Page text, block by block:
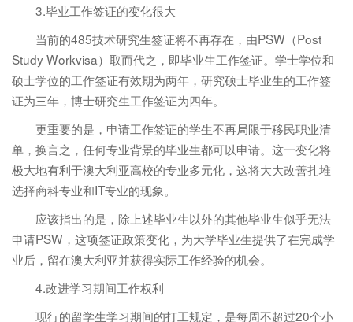
3.毕业工作签证的变化很大
当前的485技术研究生签证将不再存在，由PSW（Post
Study Workvisa）取而代之，即毕业生工作签证。学士学位和
硕士学位的工作签证有效期为两年，研究硕士毕业生的工作签
证为三年，博士研究生工作签证为四年。
更重要的是，申请工作签证的学生不再局限于移民职业清
单，换言之，任何专业背景的毕业生都可以申请。这一变化将
极大地有利于澳大利亚高校的专业多元化，这将大大改善扎堆
选择商科专业和IT专业的现象。
应该指出的是，除上述毕业生以外的其他毕业生似乎无法
申请PSW，这项签证政策变化，为大学毕业生提供了在完成学
业后，留在澳大利亚并获得实际工作经验的机会。
4.改进学习期间工作权利
现行的留学生学习期间的打工规定，是每周不超过20个小